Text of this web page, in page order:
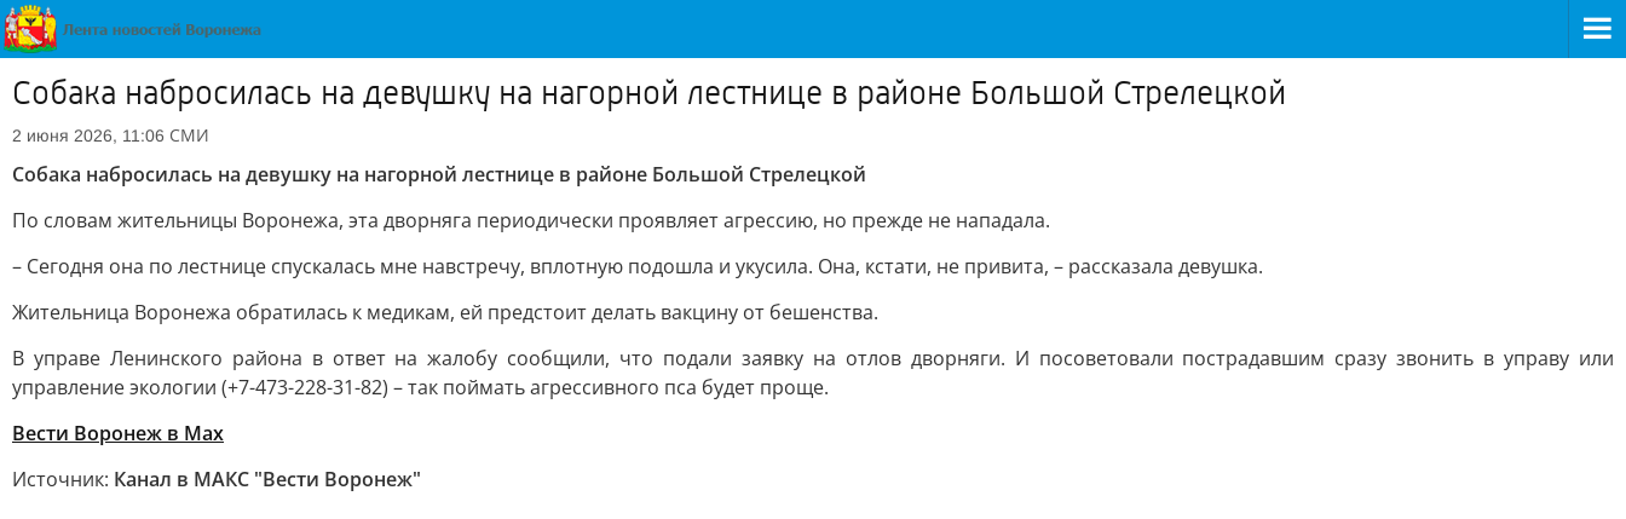
Собака набросилась на девушку на нагорной лестнице в районе Большой Стрелецкой
2 июня 2026, 11:06 СМИ
Собака набросилась на девушку на нагорной лестнице в районе Большой Стрелецкой
По словам жительницы Воронежа, эта дворняга периодически проявляет агрессию, но прежде не нападала.
– Сегодня она по лестнице спускалась мне навстречу, вплотную подошла и укусила. Она, кстати, не привита, – рассказала девушка.
Жительница Воронежа обратилась к медикам, ей предстоит делать вакцину от бешенства.
В управе Ленинского района в ответ на жалобу сообщили, что подали заявку на отлов дворняги. И посоветовали пострадавшим сразу звонить в управу или
управление экологии (+7-473-228-31-82) – так поймать агрессивного пса будет проще.
Вести Воронеж в Max
Источник: Канал в МАКС "Вести Воронеж"